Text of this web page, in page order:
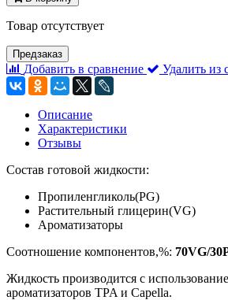
Товар отсутствует
Предзаказ
Добавить в сравнение Удалить из
Описание
Характеристики
Отзывы
Состав готовой жидкости:
Пропиленгликоль(PG)
Растительный глицерин(VG)
Ароматизаторы
Соотношение компонентов,%: 70VG/
Жидкость производится с
ароматизаторов TPA и Capella.